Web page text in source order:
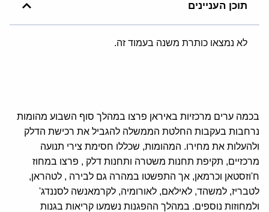
תוכן העניינים
לא נמצאו כותרת משנה בעמוד זה.
בכמה ערים מרכזיות באיראן פרצו במהלך סוף השבוע מהומות
נרחבות בעקבות החלטת הממשלה להגביל את רכישת הדלק
ולהעלות את מחירו. המהומות, שכללו חסימת צירי תנועה
מרכזיים, תקיפת תחנות משטרה ותחנות דלק , פרצו במחוז
ח'וזסטאן וכרמאן, אך התפשטו במהרה גם לבירה , לטהראן,
לטבריז, למשהד, לאילאם, לאורומיה, לקרמאנשה לסננדג'
ולמחוזות נוספים. במהלך ההפגנות נשמעו קריאות בגנות